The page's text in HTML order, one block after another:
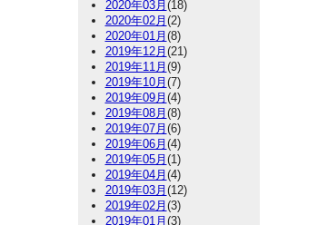
2020年03月 (18)
2020年02月 (2)
2020年01月 (8)
2019年12月 (21)
2019年11月 (9)
2019年10月 (7)
2019年09月 (4)
2019年08月 (8)
2019年07月 (6)
2019年06月 (4)
2019年05月 (1)
2019年04月 (4)
2019年03月 (12)
2019年02月 (3)
2019年01月 (3)